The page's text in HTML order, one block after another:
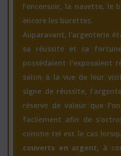
l’encensoir, la navette, le
encore les burettes.
Auparavant, l'argenterie
sa réussite et sa
possédaient l'exposaient
salon à la vue de leur
signe de réussite,
réserve de valeur que
facilement afin de
comme tel est le cas
couverts en argent, à